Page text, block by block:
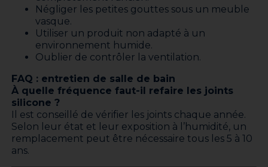
Négliger les petites gouttes sous un meuble
vasque.
Utiliser un produit non adapté à un
environnement humide.
Oublier de contrôler la ventilation.
FAQ : entretien de salle de bain
À quelle fréquence faut-il refaire les joints
silicone ?
Il est conseillé de vérifier les joints chaque année.
Selon leur état et leur exposition à l’humidité, un
remplacement peut être nécessaire tous les 5 à 10
ans.